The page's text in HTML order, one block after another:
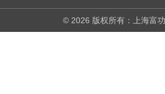
© 2026 版权所有：上海富